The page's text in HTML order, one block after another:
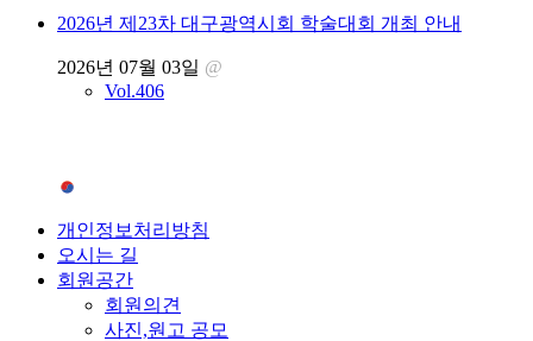
2026년 제23차 대구광역시회 학술대회 개최 안내
2026년 07월 03일 @
Vol.406
개인정보처리방침
오시는 길
회원공간
회원의견
사진,원고 공모